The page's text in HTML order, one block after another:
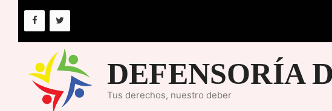
DEFENSORÍA
Tus derechos, nuestro deber